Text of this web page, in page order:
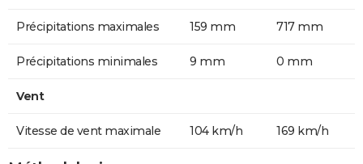
Précipitations maximales 159 mm 717 mm
Précipitations minimales 9 mm 0 mm
Vent
Vitesse de vent maximale 104 km/h 169 km/h